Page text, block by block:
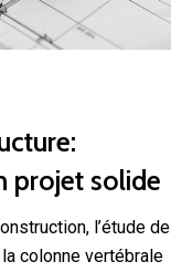
projet solide
l’étude de
colonne vertébrale